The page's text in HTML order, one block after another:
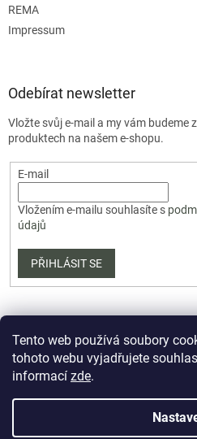
Tento web používá soubory
tohoto webu vyjadřujete
informací zde.
REMA
Impressum
Odebírat newsletter
Vložte svůj e-mail a my vám budeme
produktech na našem e-shopu.
E-mail
Vložením e-mailu souhlasíte s
údajů
PŘIHLÁSIT SE